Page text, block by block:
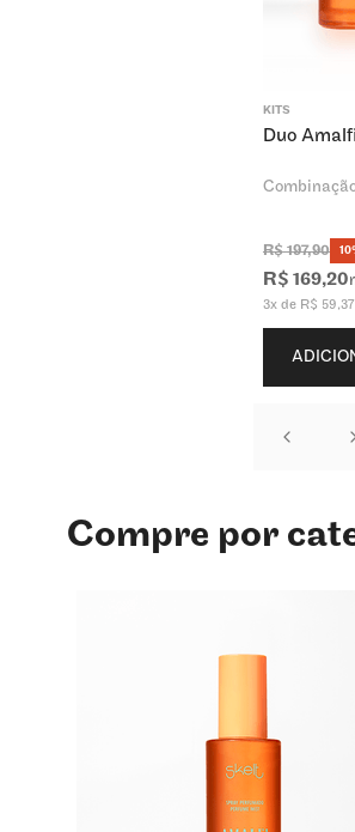
KITS
Duo
R$ 197,90
R$ 169,20
3x de R$ 59,37
Compre por